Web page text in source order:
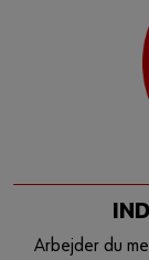
Arbejder du